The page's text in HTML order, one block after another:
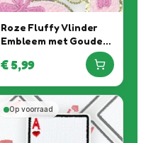
Roze Fluffy Vlinder
Embleem met Gouden
€5,99
Op voorraad